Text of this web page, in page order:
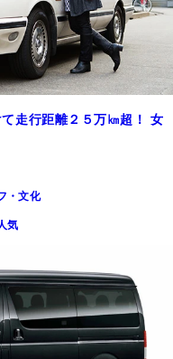
走行距離２５万㎞超！ 女
・文化
気